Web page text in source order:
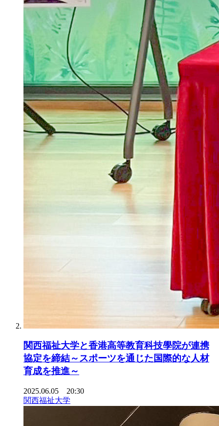
関西福祉大学と香港高等教育科技學院が連携
協定を締結～スポーツを通じた国際的な人材
育成を推進～
2025.06.05 20:30
関西福祉大学